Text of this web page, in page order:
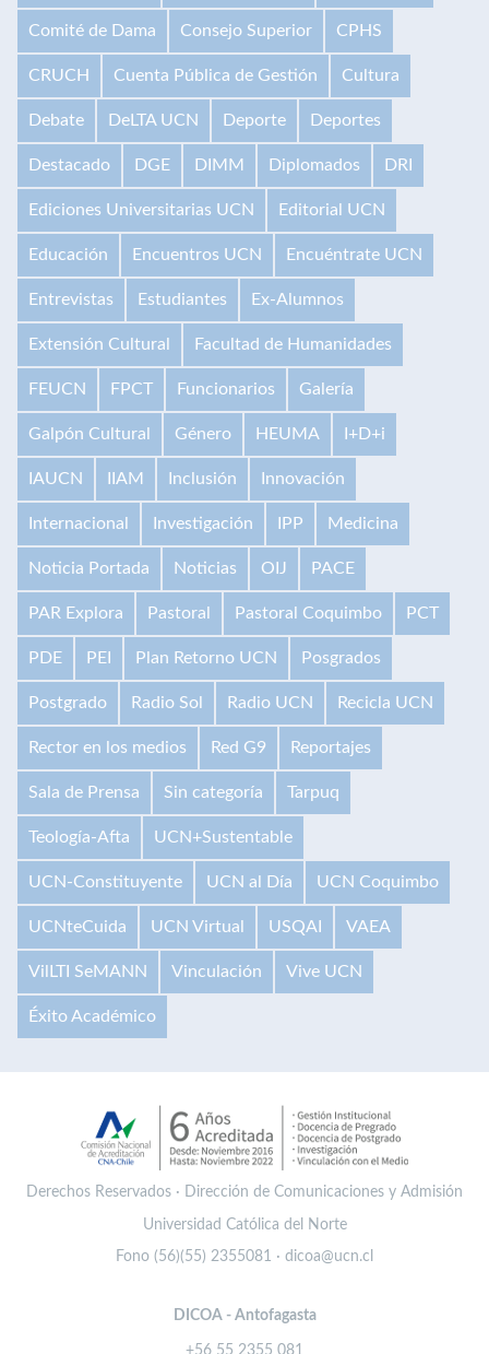
Comité de Dama Consejo Superior CPHS
CRUCH Cuenta Pública de Gestión Cultura
Debate DeLTA UCN Deporte Deportes
Destacado DGE DIMM Diplomados DRI
Ediciones Universitarias UCN Editorial UCN
Educación Encuentros UCN Encuéntrate UCN
Entrevistas Estudiantes Ex-Alumnos
Extensión Cultural Facultad de Humanidades
FEUCN FPCT Funcionarios Galería
Galpón Cultural Género HEUMA I+D+i
IAUCN IIAM Inclusión Innovación
Internacional Investigación IPP Medicina
Noticia Portada Noticias OIJ PACE
PAR Explora Pastoral Pastoral Coquimbo PCT
PDE PEI Plan Retorno UCN Posgrados
Postgrado Radio Sol Radio UCN Recicla UCN
Rector en los medios Red G9 Reportajes
Sala de Prensa Sin categoría Tarpuq
Teología-Afta UCN+Sustentable
UCN-Constituyente UCN al Día UCN Coquimbo
UCNteCuida UCN Virtual USQAI VAEA
VilLTI SeMANN Vinculación Vive UCN
Éxito Académico
Derechos Reservados · Dirección de Comunicaciones y Admisión
Universidad Católica del Norte
Fono (56)(55) 2355081 · dicoa@ucn.cl
DICOA - Antofagasta